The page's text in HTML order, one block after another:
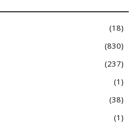
18
830
237
1
38
1